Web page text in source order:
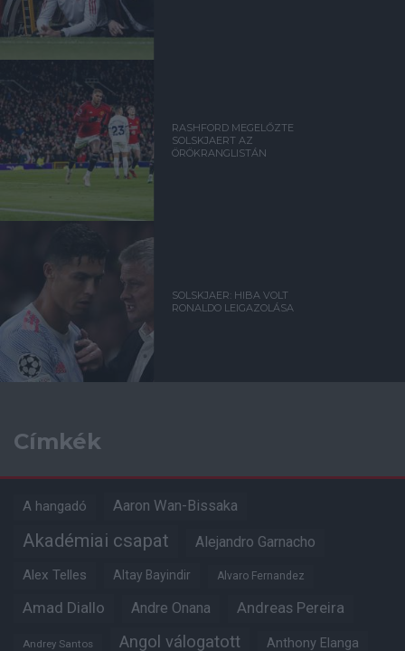
RASHFORD MEGELŐZTE
SOLSKJAERT AZ
ÖRÖKRANGLISTÁN
SOLSKJAER: HIBA VOLT
RONALDO LEIGAZOLÁSA
Címkék
A hangadó Aaron Wan-Bissaka
Akadémiai csapat Alejandro Garnacho
Alex Telles Altay Bayindir Alvaro Fernandez
Amad Diallo Andre Onana Andreas Pereira
Andrey Santos Angol válogatott Anthony Elanga